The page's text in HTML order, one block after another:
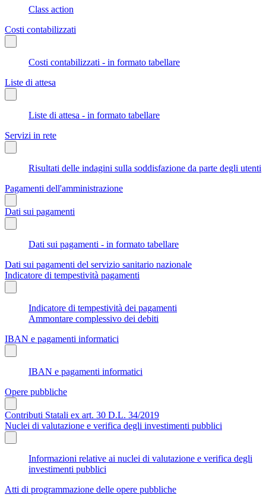
Class action
Costi contabilizzati
Costi contabilizzati - in formato tabellare
Liste di attesa
Liste di attesa - in formato tabellare
Servizi in rete
Risultati delle indagini sulla soddisfazione da parte degli utenti
Pagamenti dell'amministrazione
Dati sui pagamenti
Dati sui pagamenti - in formato tabellare
Dati sui pagamenti del servizio sanitario nazionale
Indicatore di tempestività pagamenti
Indicatore di tempestività dei pagamenti
Ammontare complessivo dei debiti
IBAN e pagamenti informatici
IBAN e pagamenti informatici
Opere pubbliche
Contributi Statali ex art. 30 D.L. 34/2019
Nuclei di valutazione e verifica degli investimenti pubblici
Informazioni relative ai nuclei di valutazione e verifica degli
investimenti pubblici
Atti di programmazione delle opere pubbliche